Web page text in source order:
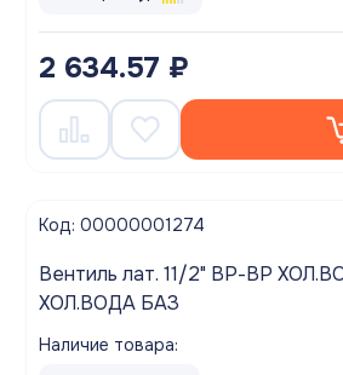
2 634.57 ₽
Код: 00000001274
Вентиль лат. 11/2" ВР-ВР ХОЛ.ВОДА БАЗ
ХОЛ.ВОДА БАЗ
Наличие товара: